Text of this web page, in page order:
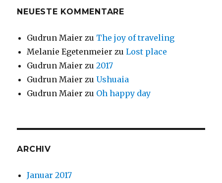
NEUESTE KOMMENTARE
Gudrun Maier zu The joy of traveling
Melanie Egetenmeier zuLost place
Gudrun Maier zu2017
Gudrun Maier zuUshuaia
Gudrun Maier zu Oh happy day
ARCHIV
Januar 2017